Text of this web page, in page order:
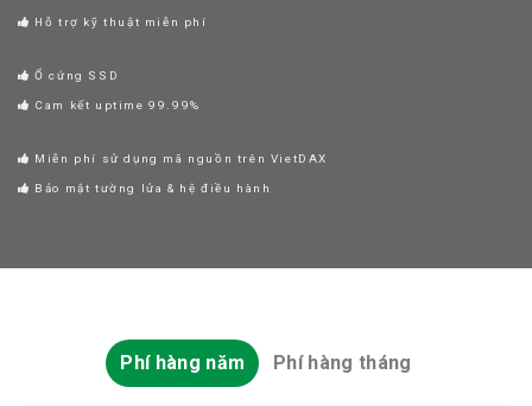
Hỗ trợ kỹ thuật miễn phí
Ổ cứng SSD
Cam kết uptime 99.99%
Miễn phí sử dụng mã nguồn trên VietDAX
Bảo mật tường lửa & hệ điều hành
Phí hàng năm Phí hàng tháng